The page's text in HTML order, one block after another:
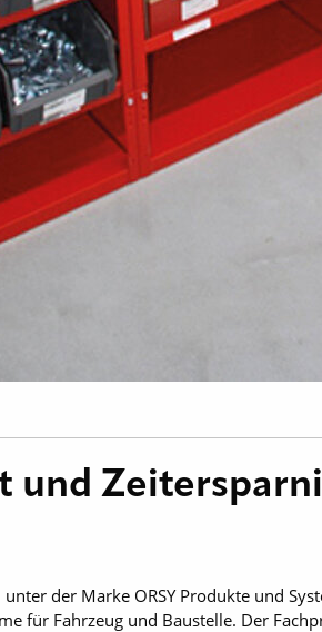
der Marke ORSY Produkte und
für Fahrzeug und Baustelle. Der